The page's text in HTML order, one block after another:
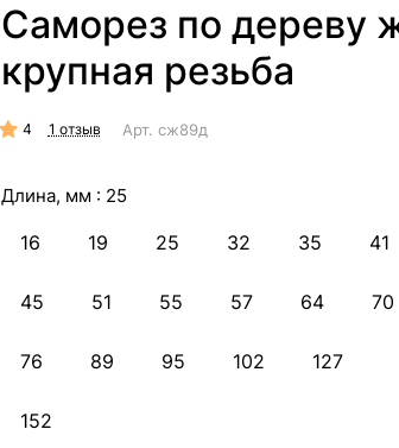
Саморез по дереву
крупная резьба
4 1 отзыв Арт. сж89д
Длина, мм : 25
16 19 25 32 35 41
45 51 55 57 64 70
76 89 95 102 127
152